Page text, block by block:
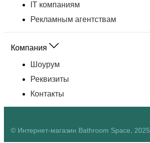
IT компаниям
Рекламным агентствам
Компания
Шоурум
Реквизиты
Контакты
© Интернет-магазин Bathroom Space, 2025